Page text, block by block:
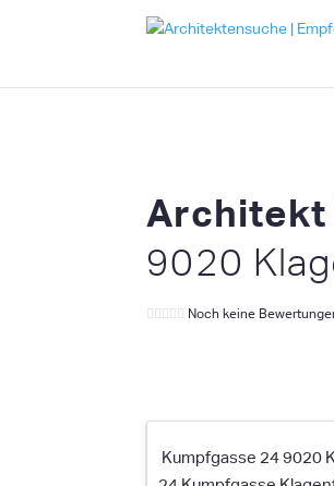
Architekt
9020
Noch keine
Kumpfgasse 24 9020